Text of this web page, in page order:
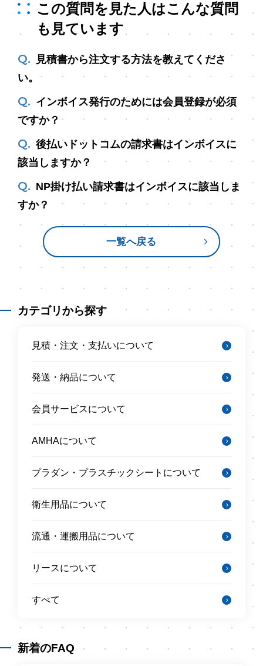
この質問を見た人はこんな質問
も見ています
見積書から注文する方法を教えてくださ
い。
インボイス発行のためには会員登録が必須
ですか？
後払いドットコムの請求書はインボイスに
該当しますか？
NP掛け払い請求書はインボイスに該当しま
すか？
一覧へ戻る
カテゴリから探す
見積・注文・支払いについて
発送・納品について
会員サービスについて
AMHAについて
プラダン・プラスチックシートについて
衛生用品について
流通・運搬用品について
リースについて
すべて
新着のFAQ